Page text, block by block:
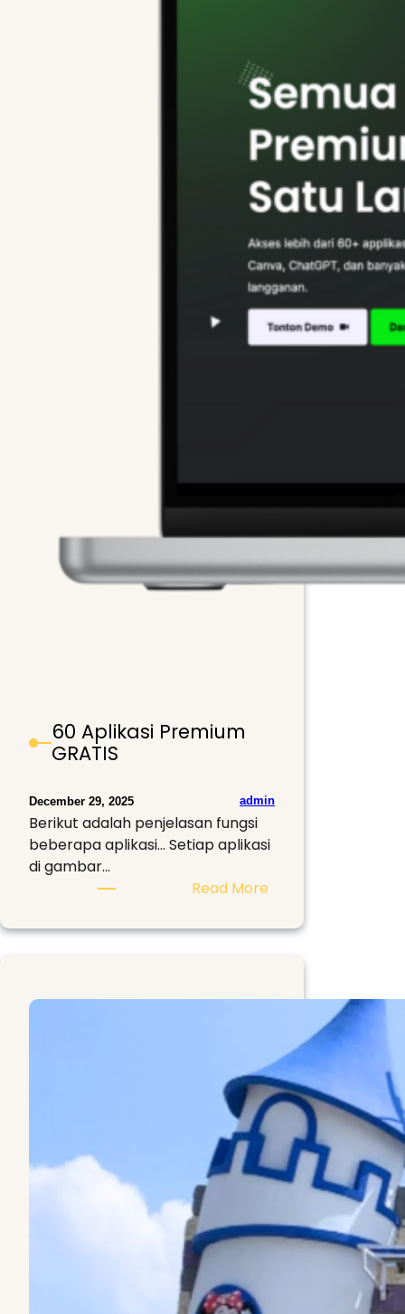
60 Aplikasi Premium
GRATIS
December 29, 2025 admin
Berikut adalah penjelasan fungsi
beberapa aplikasi… Setiap aplikasi
di gambar…
Read More:
Aplikasi